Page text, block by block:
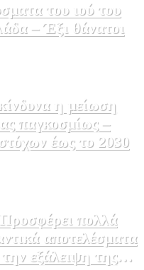
του ιού του
– Έξι θάνατοι
η μείωση
παγκοσμίως –
έως το 2030
πολλά
αποτελέσματα
εξάλειψη της